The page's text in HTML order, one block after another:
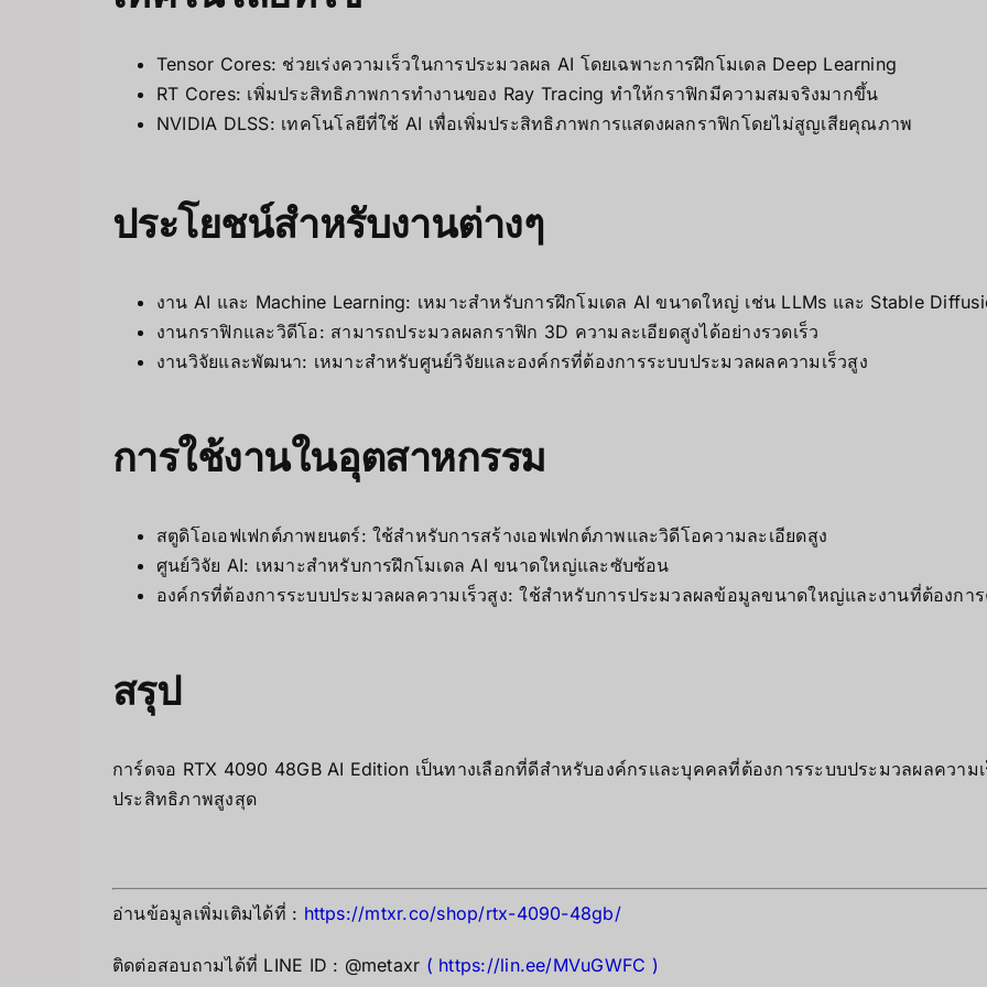
Tensor Cores: ช่วยเร่งความเร็วในการประมวลผล AI โดยเฉพาะการฝึกโมเดล Deep Learning
RT Cores: เพิ่มประสิทธิภาพการทำงานของ Ray Tracing ทำให้กราฟิกมีความสมจริงมากขึ้น
NVIDIA DLSS: เทคโนโลยีที่ใช้ AI เพื่อเพิ่มประสิทธิภาพการแสดงผลกราฟิกโดยไม่สูญเสียคุณภาพ
ประโยชน์สำหรับงานต่างๆ
งาน AI และ Machine Learning: เหมาะสำหรับการฝึกโมเดล AI ขนาดใหญ่ เช่น LLMs และ Stable
งานกราฟิกและวิดีโอ: สามารถประมวลผลกราฟิก 3D ความละเอียดสูงได้อย่างรวดเร็ว
งานวิจัยและพัฒนา: เหมาะสำหรับศูนย์วิจัยและองค์กรที่ต้องการระบบประมวลผลความเร็วสูง
การใช้งานในอุตสาหกรรม
สตูดิโอเอฟเฟกต์ภาพยนตร์: ใช้สำหรับการสร้างเอฟเฟกต์ภาพและวิดีโอความละเอียดสูง
ศูนย์วิจัย AI: เหมาะสำหรับการฝึกโมเดล AI ขนาดใหญ่และซับซ้อน
องค์กรที่ต้องการระบบประมวลผลความเร็วสูง: ใช้สำหรับการประมวลผลข้อมูลขนาดใหญ่และงานที่ต้องการ
สรุป
การ์ดจอ RTX 4090 48GB AI Edition เป็นทางเลือกที่ดีสำหรับองค์กรและบุคคลที่ต้องการระบบประมวลผลควา
ประสิทธิภาพสูงสุด
อ่านข้อมูลเพิ่มเติมได้ที่ : https://mtxr.co/shop/rtx-4090-48gb/
ติดต่อสอบถามได้ที่ LINE ID : @metaxr ( https://lin.ee/MVuGWFC )